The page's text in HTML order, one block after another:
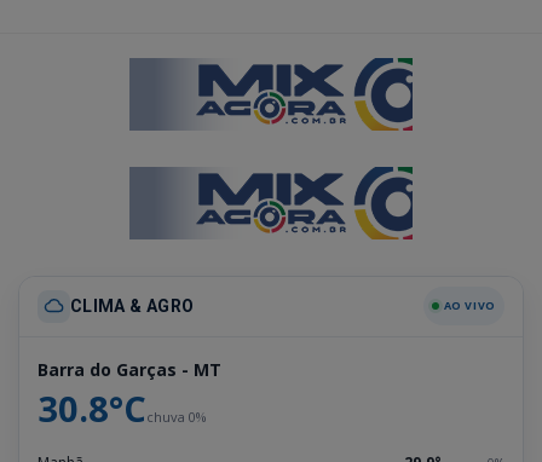
CLIMA & AGRO AO VIVO
Barra do Garças - MT
30.8°Cchuva 0%